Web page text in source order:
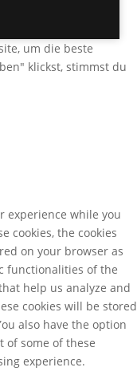
um die beste
klickst, stimmst du
experience while you
cookies, the cookies
on your browser as
functionalities of the
help us analyze and
cookies will be stored
also have the option
of some of these
experience.